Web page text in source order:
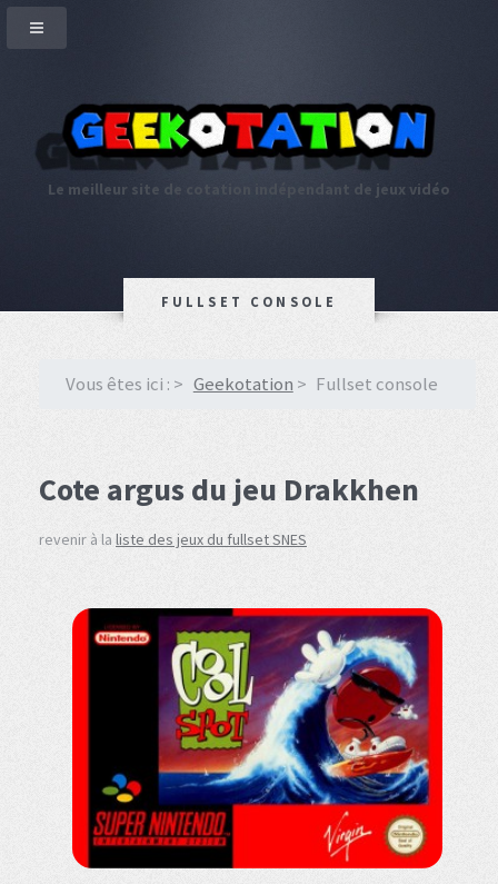
Le meilleur site de cotation indépendant de jeux vidéo
FULLSET CONSOLE
Vous êtes ici : Geekotation Fullset console
Cote argus du jeu Drakkhen
revenir à la liste des jeux du fullset SNES